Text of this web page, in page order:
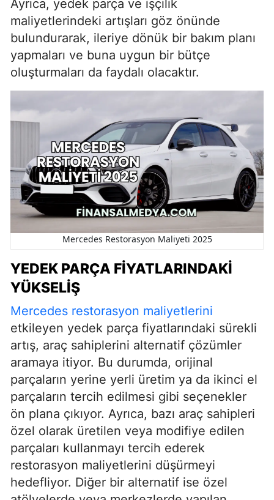
Ayrıca, yedek parça ve işçilik
maliyetlerindeki artışları göz önünde
bulundurarak, ileriye dönük bir bakım planı
yapmaları ve buna uygun bir bütçe
oluşturmaları da faydalı olacaktır.
Mercedes Restorasyon Maliyeti 2025
YEDEK PARÇA FIYATLARINDAKI
YÜKSELIŞ
Mercedes restorasyon maliyetlerini
etkileyen yedek parça fiyatlarındaki sürekli
artış, araç sahiplerini alternatif çözümler
aramaya itiyor. Bu durumda, orijinal
parçaların yerine yerli üretim ya da ikinci el
parçaların tercih edilmesi gibi seçenekler
ön plana çıkıyor. Ayrıca, bazı araç sahipleri
özel olarak üretilen veya modifiye edilen
parçaları kullanmayı tercih ederek
restorasyon maliyetlerini düşürmeyi
hedefliyor. Diğer bir alternatif ise özel